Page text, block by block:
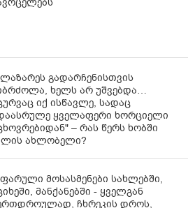
გადარჩენისთვის
ხელს არ უშვებდა…
იქ ისწავლე, სადაც
ყველაფერი ხორციელი
– რას წერს ხობში
ახლობელი?
მოსასმენები სახლებში,
მანქანებში - ყველგან
ჩხრეკის დროს,